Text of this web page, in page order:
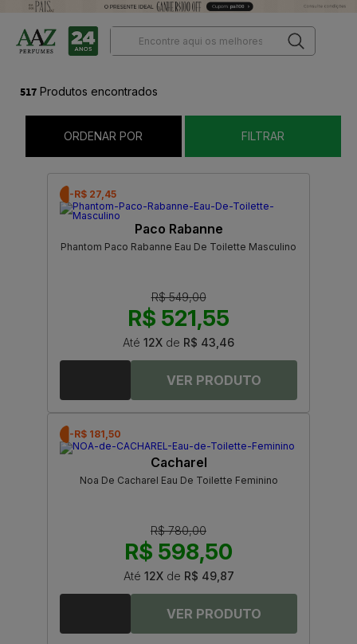
517 Produtos encontrados
ORDENAR POR FILTRAR
-R$ 27,45
Paco Rabanne
Phantom Paco Rabanne Eau De Toilette Masculino
R$ 549,00
R$ 521,55
Até 12X de R$ 43,46
-R$ 181,50
Cacharel
Noa De Cacharel Eau De Toilette Feminino
R$ 780,00
R$ 598,50
Até 12Xde R$ 49,87